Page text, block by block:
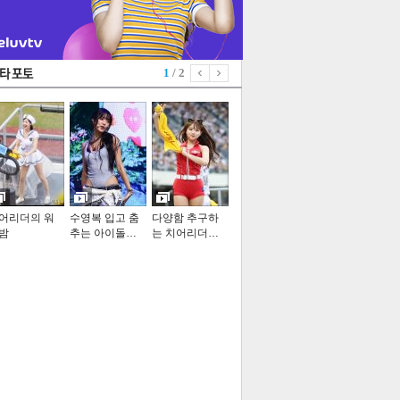
1 / 2
리더의 워
수영복 입고 춤
추는 아이돌…
다양함 추구하
는 치어리더…